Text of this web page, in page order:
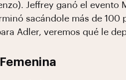
Jeffrey ganó el evento
sacándole más de
Adler, veremos qué le